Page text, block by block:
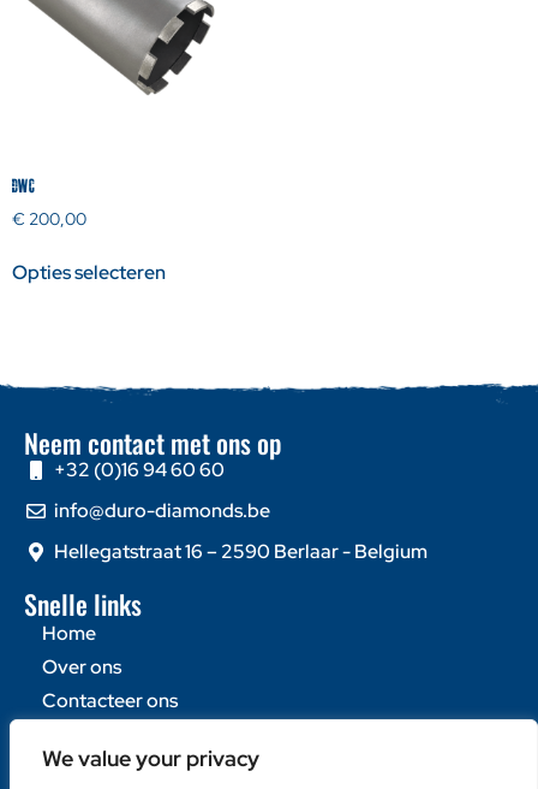
We value your privacy
DWC
€ 200,00
Opties selecteren
Neem contact met ons op
+32 (0)16 94 60 60
info@duro-diamonds.be
Hellegatstraat 16 – 2590 Berlaar - Belgium
Snelle links
Home
Over ons
Contacteer ons
Populaire categorieën